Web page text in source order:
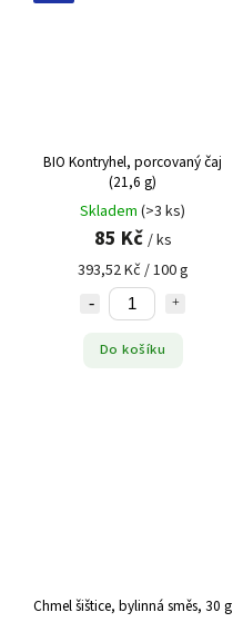
BIO Kontryhel, porcovaný čaj
(21,6 g)
Skladem (>3 ks)
85 Kč / ks
393,52 Kč / 100 g
Do košíku
Chmel šištice, bylinná směs, 30 g